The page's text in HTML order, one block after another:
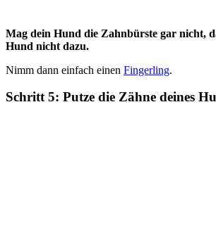
Mag dein Hund die Zahnbürste gar nicht,
Hund nicht dazu.
Nimm dann einfach einen Fingerling.
Schritt 5: Putze die Zähne deines